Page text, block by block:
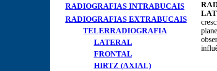
RADIOGRAFIAS INTRABUCAIS
RADIOGRAFIAS EXTRABUCAIS
TELERRADIOGRAFIA
LATERAL
FRONTAL
HIRTZ (AXIAL)